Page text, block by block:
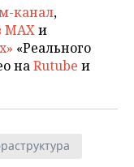
канал,
MAXи
«Реального
наRutube и